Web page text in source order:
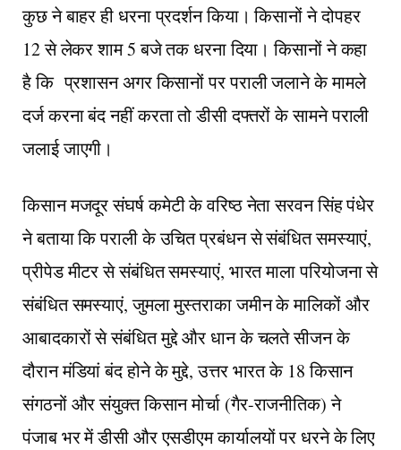
कुछ ने बाहर ही धरना प्रदर्शन किया। किसानों ने दोपहर
12 से लेकर शाम 5 बजे तक धरना दिया। किसानों ने कहा
है कि प्रशासन अगर किसानों पर पराली जलाने के मामले
दर्ज करना बंद नहीं करता तो डीसी दफ्तरों के सामने पराली
जलाई जाएगी।
किसान मजदूर संघर्ष कमेटी के वरिष्ठ नेता सरवन सिंह पंधेर
ने बताया कि पराली के उचित प्रबंधन से संबंधित समस्याएं,
प्रीपेड मीटर से संबंधित समस्याएं, भारत माला परियोजना से
संबंधित समस्याएं, जुमला मुस्तराका जमीन के मालिकों और
आबादकारों से संबंधित मुद्दे और धान के चलते सीजन के
दौरान मंडियां बंद होने के मुद्दे, उत्तर भारत के 18 किसान
संगठनों और संयुक्त किसान मोर्चा (गैर-राजनीतिक) ने
पंजाब भर में डीसी और एसडीएम कार्यालयों पर धरने के लिए